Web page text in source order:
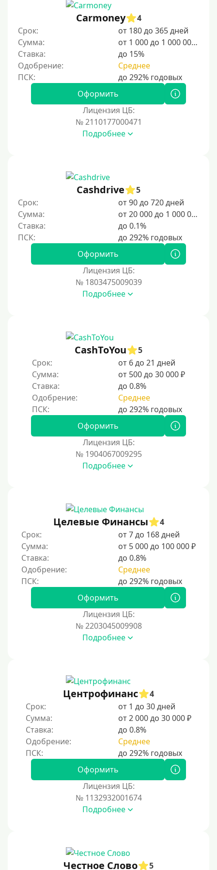
20000 руб
25000 руб
30000 руб
30000 руб на год
35000 руб
40000 руб
150000 руб
200000 руб
250000 руб
Карты банков и платежные системы
Мастеркард
Через Юнистрим (Unistream)
На Вебмани
Виза (Visa)
Моментум (Momentum)
Через систему Контакт (Contact)
Золотая Корона
Через систему быстрых платежей СБП
Способы получения
Без активации сервиса
Не выходя из дома
Без посещения офиса
В офисе
В ломбарде
Роботы займов
Онлайн на карту в Telegram
Без списания денег с карты
Денежным переводом
На Яндекс Деньги
Carmoney
4
Срок:
от 180 до 365 дней
Сумма:
от 1 000 до 1 000 000 ₽
Ставка:
до 15%
Одобрение:
Среднее
Оформить
Лицензия ЦБ:
№ 2110177000471
Подробнее
Cashdrive
5
Срок:
от 90 до 720 дней
Сумма:
от 20 000 до 1 000 000 ₽
Ставка:
до 0.1%
Оформить
Лицензия ЦБ:
№ 1803475009039
Подробнее
CashToYou
5
Срок:
от 6 до 21 дней
Сумма:
от 500 до 30 000 ₽
Ставка:
до 0.8%
Одобрение:
Среднее
Оформить
Лицензия ЦБ:
№ 1904067009295
Подробнее
Целевые Финансы
4
Срок:
от 7 до 168 дней
Сумма:
от 5 000 до 100 000 ₽
Ставка:
до 0.8%
Одобрение:
Среднее
Оформить
Лицензия ЦБ:
№ 2203045009908
Подробнее
Центрофинанс
4
Срок:
от 1 до 30 дней
Сумма:
от 2 000 до 30 000 ₽
Ставка:
до 0.8%
Одобрение:
Среднее
Оформить
Лицензия ЦБ:
№ 1132932001674
Подробнее
Честное Слово
5